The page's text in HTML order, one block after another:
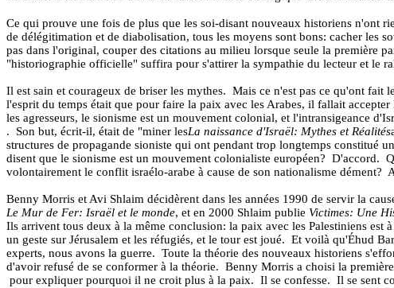
Ce qui prouve une fois de plus que les soi-disant nouveaux historiens n'ont
de délégitimation et de diabolisation, tous les moyens sont bons: cacher les
pas dans l'original, couper des citations au milieu lorsque seule la première
"historiographie officielle" suffira pour s'attirer la sympathie du lecteur et le
Il est sain et courageux de briser les mythes. Mais ce n'est pas ce qu'ont fait
l'esprit du temps était que pour faire la paix avec les Arabes, il fallait
les agresseurs, le sionisme est un mouvement colonial, et l'intransigeance
La naissance d'Israël: Mythes et Réalités
.
Son but, écrit-il, était de "miner les
structures de propagande sioniste qui ont pendant trop longtemps constitué
disent que le sionisme est un mouvement colonialiste européen? D'accord.
volontairement le conflit israélo-arabe à cause de son nationalisme dément?
Benny Morris et Avi Shlaim décidèrent dans les années 1990 de servir la
Victimes: Une
, et en 2000 Shlaim publie
Le Mur de Fer: Israël et le monde
Ils arrivent tous deux à la même conclusion: la paix avec les Palestiniens est
un geste sur Jérusalem et les réfugiés, et le tour est joué. Et voilà qu'Éhud
experts, nous avons la guerre. Toute la théorie des nouveaux historiens
d'avoir refusé de se conformer à la théorie. Benny Morris a choisi la
pour expliquer pourquoi il ne croit plus à la paix. Il se confesse. Il se sent